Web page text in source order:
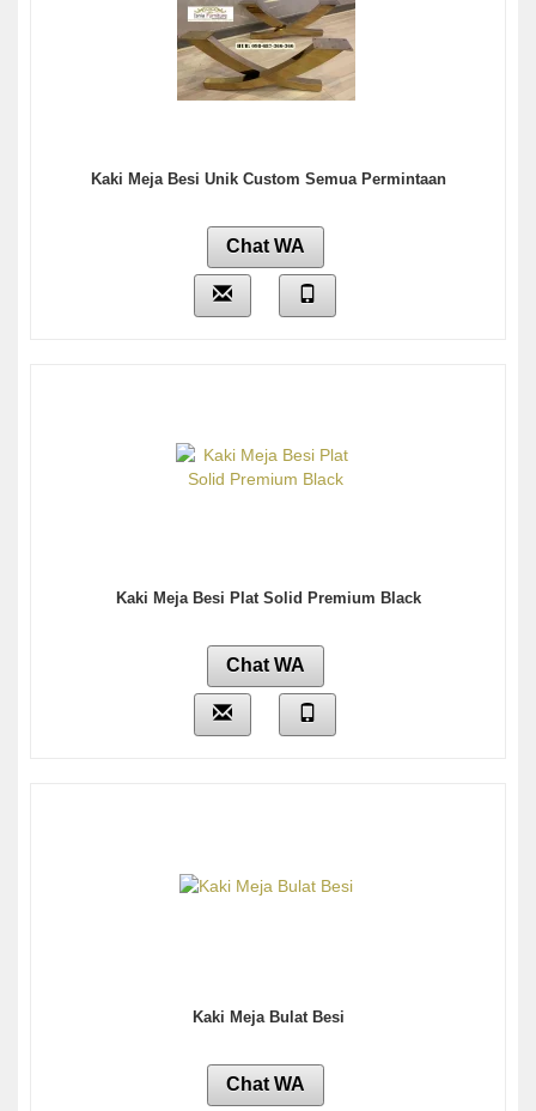
Kaki Meja Besi Unik Custom Semua Permintaan
Chat WA
Kaki Meja Besi Plat Solid Premium Black
Chat WA
Kaki Meja Bulat Besi
Chat WA